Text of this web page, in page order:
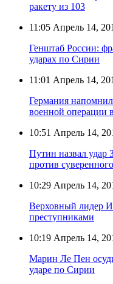
ракету из 103
11:05 Апрель 14,
Генштаб России:
ударах по Сирии
11:01 Апрель 14,
Германия
военной операции
10:51 Апрель 14,
Путин назвал удар
против
10:29 Апрель 14,
Верховный лидер
преступниками
10:19 Апрель 14,
Марин Ле Пен
ударе по Сирии